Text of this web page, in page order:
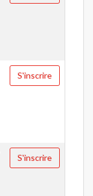
S'inscrire
S'inscrire